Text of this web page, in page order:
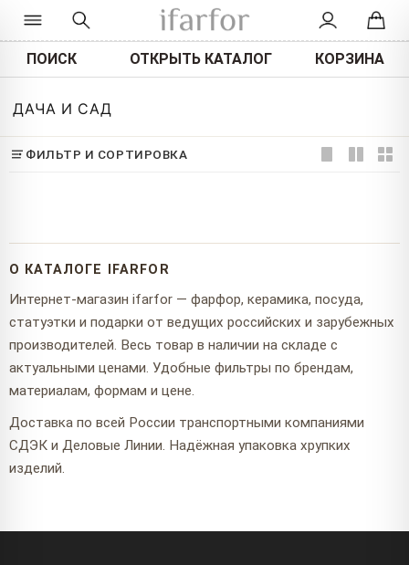
ПОИСК ОТКРЫТЬ КАТАЛОГ КОРЗИНА
ДАЧА И САД
ФИЛЬТР И СОРТИРОВКА
О КАТАЛОГЕ IFARFOR
Интернет-магазин ifarfor — фарфор, керамика, посуда,
статуэтки и подарки от ведущих российских и зарубежных
производителей. Весь товар в наличии на складе с
актуальными ценами. Удобные фильтры по брендам,
материалам, формам и цене.
Доставка по всей России транспортными компаниями
СДЭК и Деловые Линии. Надёжная упаковка хрупких
изделий.